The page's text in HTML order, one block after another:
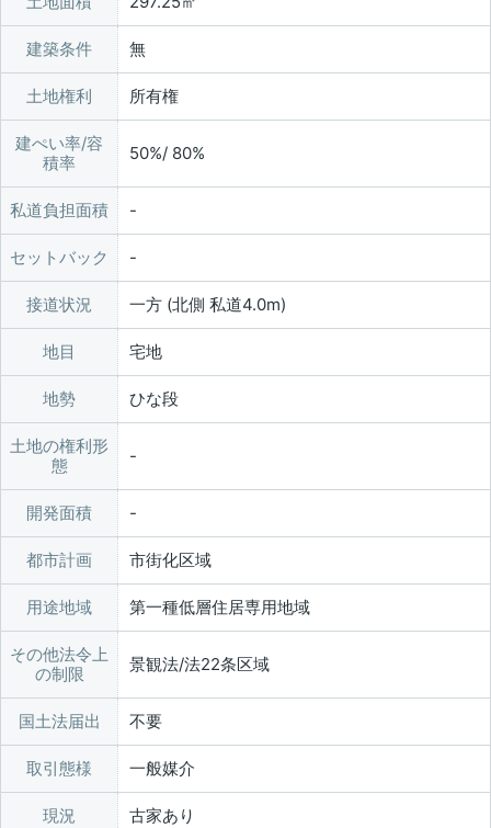
建築条件 無
土地権利 所有権
建ぺい率/容
積率
50%/ 80%
私道負担面積
セットバック
接道状況 一方 (北側 私道4.0m)
地目 宅地
地勢 ひな段
土地の権利形
態
開発面積
都市計画 市街化区域
用途地域 第一種低層住居専用地域
その他法令上
の制限
景観法/法22条区域
国土法届出 不要
取引態様 一般媒介
現況 古家あり